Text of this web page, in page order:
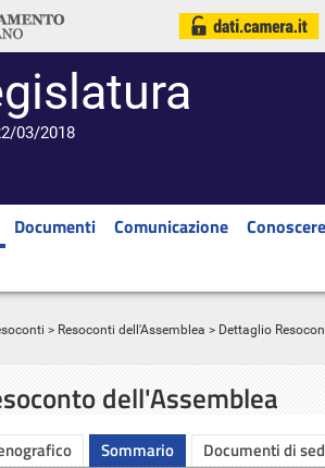
03/2018
Documenti Comunicazione
> Resoconti dell'Assemblea > Dettaglio
dell'Assemblea
Sommario Documenti di